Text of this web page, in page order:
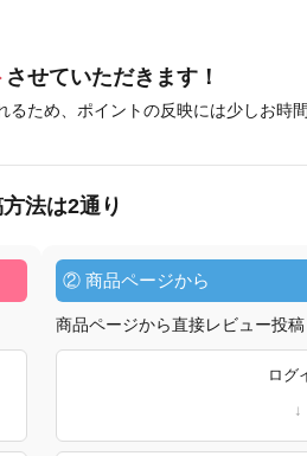
させていただきます！
ため、ポイントの反映には少しお時
法は2通り
② 商品ページから
商品ページから直接レビュー投
ログ